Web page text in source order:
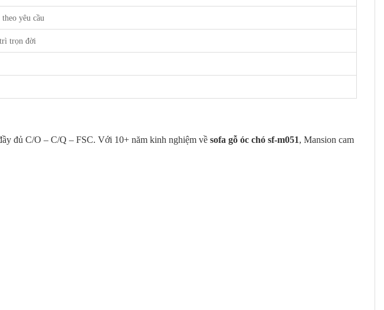
yêu cầu
trọn đời
đủ C/O – C/Q – FSC. Với 10+ năm kinh nghiệm về sofa gỗ óc chó sf-m051, Mansion cam